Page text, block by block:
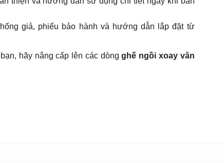
giả, phiếu bảo hành và hướng dẫn lắp đặt từ
hãy nâng cấp lên các dòngghế ngồi xoay văn